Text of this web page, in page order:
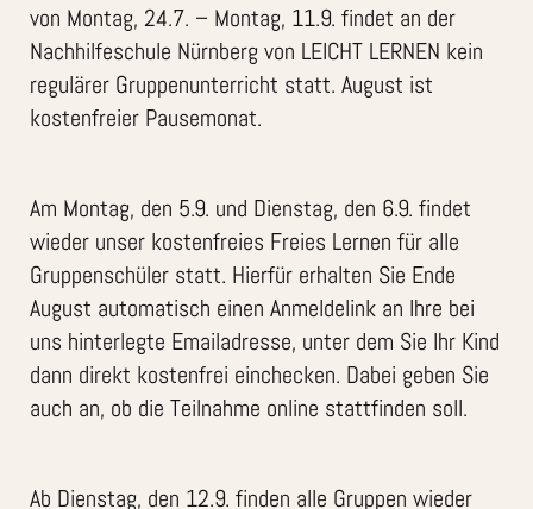
von Montag, 24.7. – Montag, 11.9. findet an der
Nachhilfeschule Nürnberg von LEICHT LERNEN kein
regulärer Gruppenunterricht statt. August ist
kostenfreier Pausemonat.
Am Montag, den 5.9. und Dienstag, den 6.9. findet
wieder unser kostenfreies Freies Lernen für alle
Gruppenschüler statt. Hierfür erhalten Sie Ende
August automatisch einen Anmeldelink an Ihre bei
uns hinterlegte Emailadresse, unter dem Sie Ihr Kind
dann direkt kostenfrei einchecken. Dabei geben Sie
auch an, ob die Teilnahme online stattfinden soll.
Ab Dienstag, den 12.9. finden alle Gruppen wieder